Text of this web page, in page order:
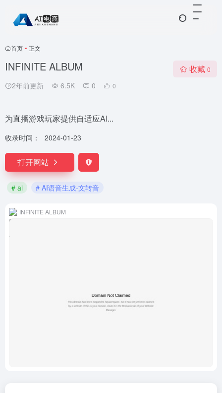
首页 • 正文
INFINITE ALBUM
2年前更新 6.5K 0 0
收藏 0
为直播游戏玩家提供自适应AI...
收录时间： 2024-01-23
打开网站
# ai # AI语音生成-文转音
INFINITE ALBUM